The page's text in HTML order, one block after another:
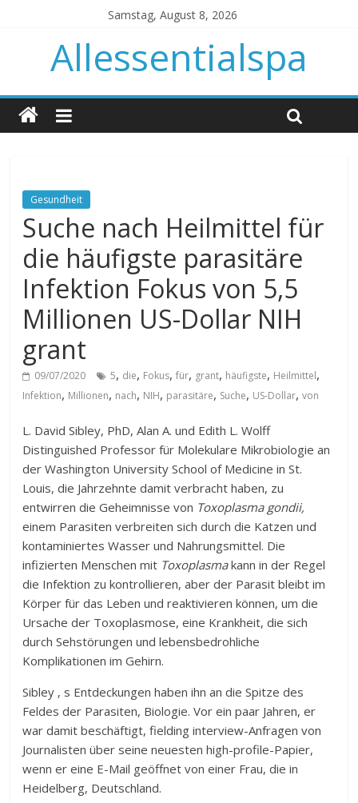
Samstag, August 8, 2026
Allessentialspa
Gesundheit
Suche nach Heilmittel für
die häufigste parasitäre
Infektion Fokus von 5,5
Millionen US-Dollar NIH
grant
09/07/2020 5, die, Fokus,für, grant, häufigste, Heilmittel,
Infektion, Millionen, nach, NIH, parasitäre, Suche, US-Dollar,von
L. David Sibley, PhD, Alan A. und Edith L. Wolff
Distinguished Professor für Molekulare Mikrobiologie an
der Washington University School of Medicine in St.
Louis, die Jahrzehnte damit verbracht haben, zu
entwirren die Geheimnisse von Toxoplasma gondii,
einem Parasiten verbreiten sich durch die Katzen und
kontaminiertes Wasser und Nahrungsmittel. Die
infizierten Menschen mit Toxoplasmakann in der Regel
die Infektion zu kontrollieren, aber der Parasit bleibt im
Körper für das Leben und reaktivieren können, um die
Ursache der Toxoplasmose, eine Krankheit, die sich
durch Sehstörungen und lebensbedrohliche
Komplikationen im Gehirn.
Sibley ‚ s Entdeckungen haben ihn an die Spitze des
Feldes der Parasiten, Biologie. Vor ein paar Jahren, er
war damit beschäftigt, fielding interview-Anfragen von
Journalisten über seine neuesten high-profile-Papier,
wenn er eine E-Mail geöffnet von einer Frau, die in
Heidelberg, Deutschland.